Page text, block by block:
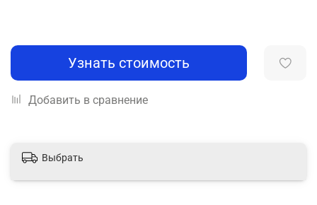
Узнать стоимость
Добавить в сравнение
Выбрать